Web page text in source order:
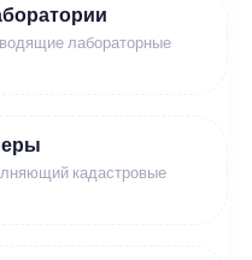
лабораторные
кадастровые